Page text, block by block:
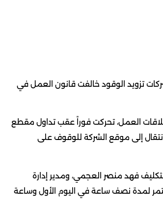
تزويد الوقود خالفت قانون العمل في
علاقات العمل، تحركت فوراً عقب تداول مقطع
إلى موقع الشركة للوقوف على
فهد منصر العجمي، ومدير إدارة
لمدة نصف ساعة في اليوم الأول وساعة